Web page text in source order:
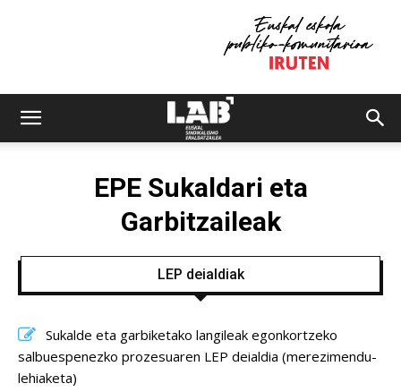
EPE Sukaldari eta
Garbitzaileak
LEP deialdiak
Sukalde eta garbiketako langileak egonkortzeko
salbuespenezko prozesuaren LEP deialdia (merezimendu-
lehiaketa)